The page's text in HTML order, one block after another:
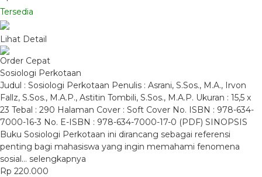
Tersedia
Lihat Detail
Order Cepat
Sosiologi Perkotaan
Judul : Sosiologi Perkotaan Penulis : Asrani, S.Sos., M.A., Irvon
Fallz, S.Sos., M.A.P., Astitin Tombili, S.Sos., M.A.P. Ukuran : 15,5 x
23 Tebal : 290 Halaman Cover : Soft Cover No. ISBN : 978-634-
7000-16-3 No. E-ISBN : 978-634-7000-17-0 (PDF) SINOPSIS
Buku Sosiologi Perkotaan ini dirancang sebagai referensi
penting bagi mahasiswa yang ingin memahami fenomena
sosial… selengkapnya
Rp 220.000